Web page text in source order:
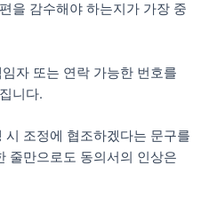
을 감수해야 하는지가 가장 중
자 또는 연락 가능한 번호를
니다.
조정에 협조하겠다는 문구를
줄만으로도 동의서의 인상은